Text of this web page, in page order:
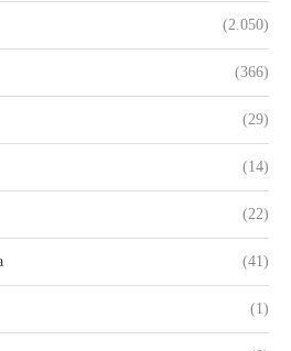
(2.050)
(366)
(29)
(14)
(22)
(41)
(1)